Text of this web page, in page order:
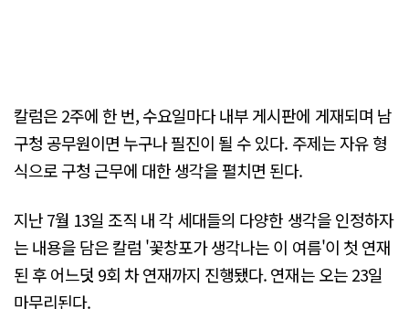
칼럼은 2주에 한 번, 수요일마다 내부 게시판에 게재되며 남
구청 공무원이면 누구나 필진이 될 수 있다. 주제는 자유 형
식으로 구청 근무에 대한 생각을 펼치면 된다.
지난 7월 13일 조직 내 각 세대들의 다양한 생각을 인정하자
는 내용을 담은 칼럼 '꽃창포가 생각나는 이 여름'이 첫 연재
된 후 어느덧 9회 차 연재까지 진행됐다. 연재는 오는 23일
마무리된다.